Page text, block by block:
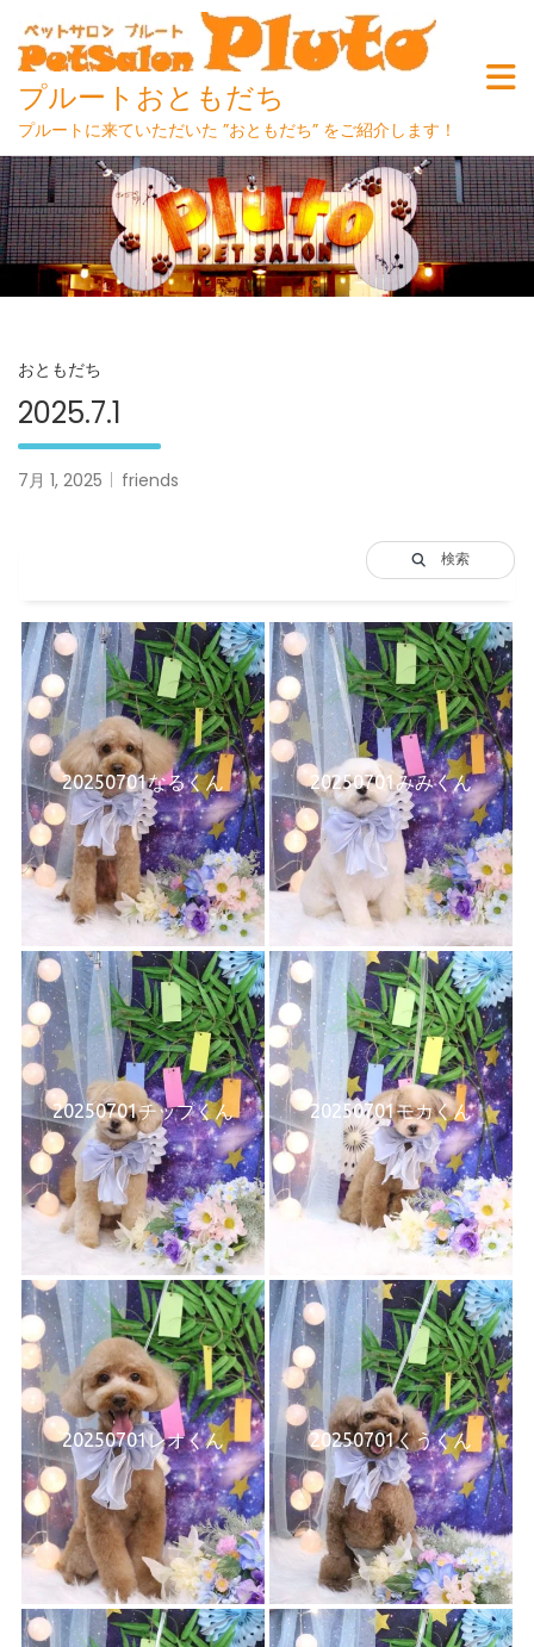
Skip
to
content
プルートおともだち
プルートに来ていただいた ”おともだち” をご紹介します！
おともだち
2025.7.1
7月 1, 2025 friends
検索
20250701なるくん 20250701みみくん
20250701チップくん 20250701モカくん
20250701レオくん 20250701くうくん